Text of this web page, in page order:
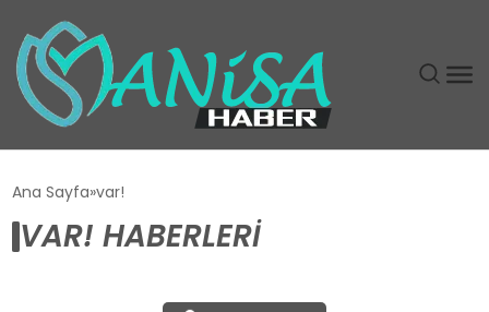
EĞITIM
Ana Sayfa var!
VAR! HABERLERI